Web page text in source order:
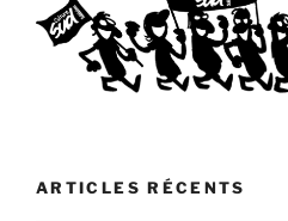
ARTICLES RÉCENTS